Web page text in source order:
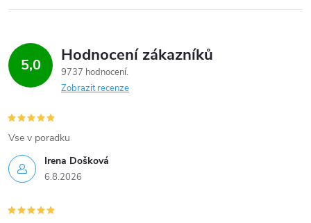
5,0 Hodnocení zákazníků
9737 hodnocení
Zobrazit recenze
Irena Došková
6.8.2026
Vse v poradku